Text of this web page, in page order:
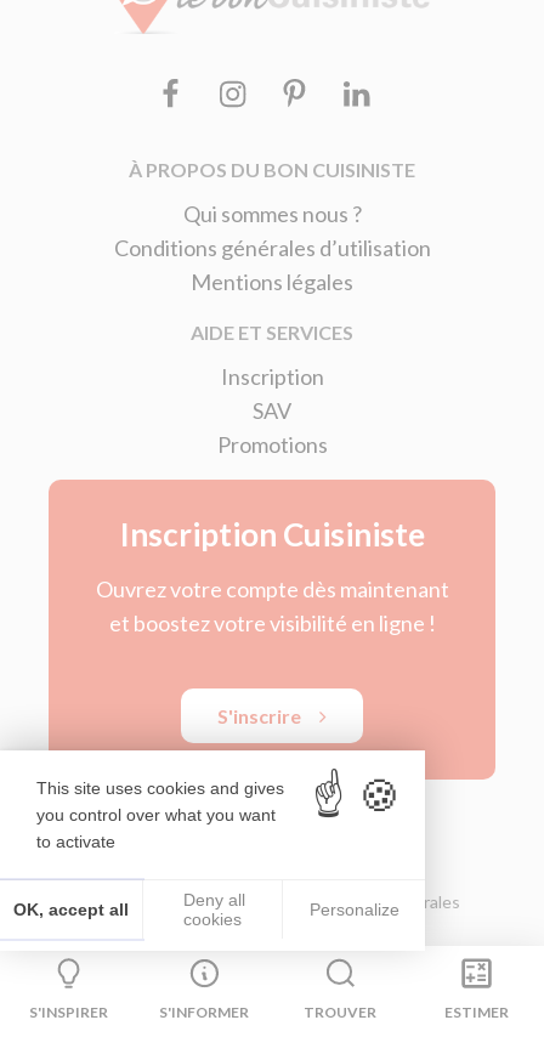
FacebookInstagramPinterestLinkedin
À PROPOS DU BON CUISINISTE
Qui sommes nous ?
Conditions générales d’utilisation
Mentions légales
AIDE ET SERVICES
Inscription
SAV
Promotions
Inscription Cuisiniste
Ouvrez votre compte dès maintenant
et boostez votre visibilité en ligne !
S'inscrire
© Le Bon Cuisiniste 2026
Conditions Générales
d’Utilisation
S'INSPIRER S'INFORMER TROUVER ESTIMER
This site uses cookies and gives
you control over what you want
to activate
OK, accept all
Deny all
cookies
Personalize